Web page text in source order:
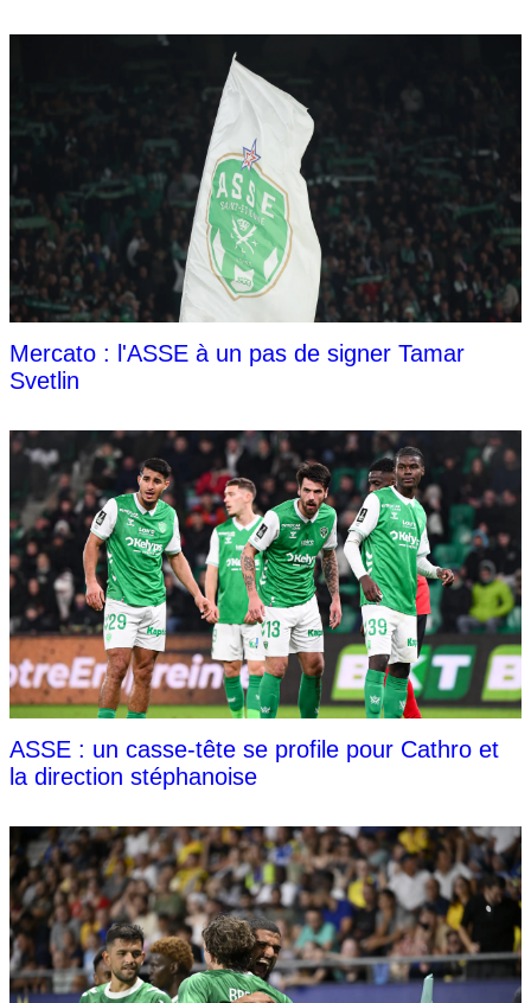
Mercato : l'ASSE à un pas de signer Tamar
Svetlin
ASSE : un casse-tête se profile pour Cathro et
la direction stéphanoise